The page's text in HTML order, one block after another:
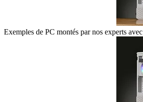
Exemples de PC montés par nos experts avec